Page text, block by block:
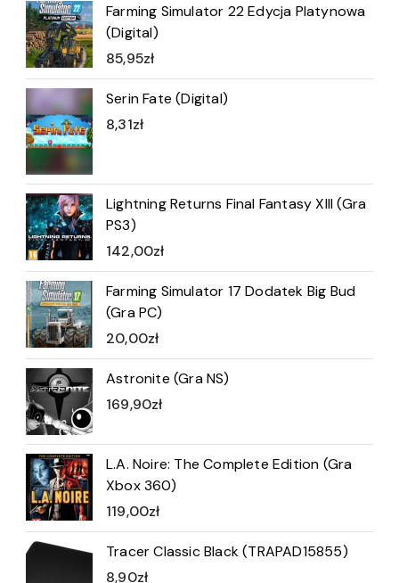
Farming Simulator 22 Edycja Platynowa
(Digital)
85,95zł
Serin Fate (Digital)
8,31zł
Lightning Returns Final Fantasy XIII (Gra
PS3)
142,00zł
Farming Simulator 17 Dodatek Big Bud
(Gra PC)
20,00zł
Astronite (Gra NS)
169,90zł
L.A. Noire: The Complete Edition (Gra
Xbox 360)
119,00zł
Tracer Classic Black (TRAPAD15855)
8,90zł